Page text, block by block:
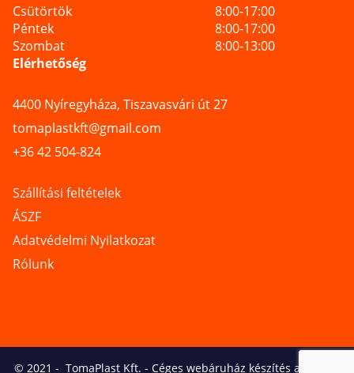
Csütörtök
8:00-17:00
Péntek
8:00-17:00
Szombat
8:00-13:00
Elérhetőség
4400 Nyíregyháza, Tiszavasvári út 27
tomaplastkft@gmail.com
+36 42 504-824
Szállítási feltételek
ÁSZF
Adatvédelmi Nyilatkozat
Rólunk
© 2021 - TomaPlast Kft. - Céges webáruház készítés a Logical